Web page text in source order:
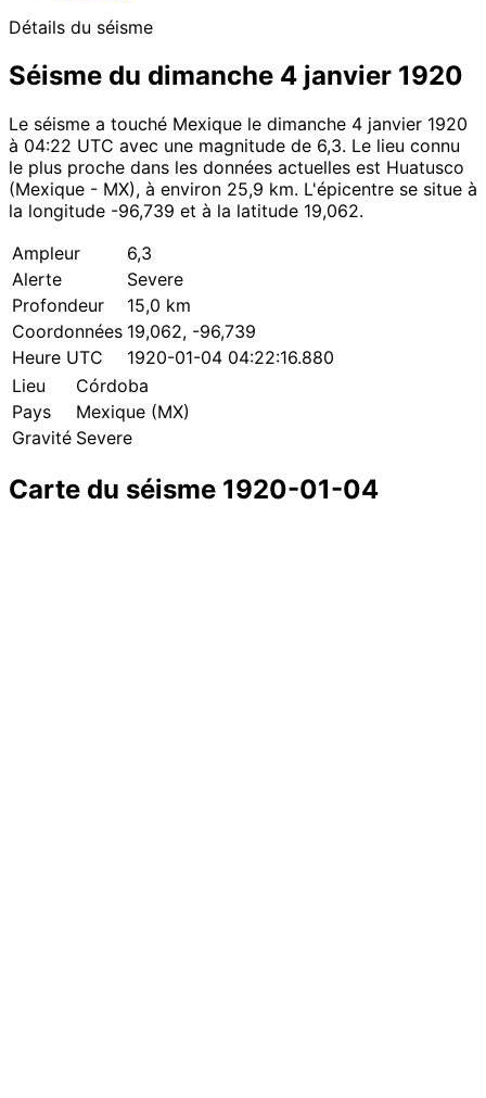
Détails du séisme
Séisme du dimanche 4 janvier 1920
Le séisme a touché Mexique le dimanche 4 janvier 1920
à 04:22 UTC avec une magnitude de 6,3. Le lieu connu
le plus proche dans les données actuelles est Huatusco
(Mexique - MX), à environ 25,9 km. L'épicentre se situe à
la longitude -96,739 et à la latitude 19,062.
Ampleur
6,3
Alerte
Severe
Profondeur
15,0 km
Coordonnées 19,062, -96,739
Heure UTC
1920-01-04 04:22:16.880
Lieu
Córdoba
Pays
Mexique (MX)
Gravité Severe
Carte du séisme 1920-01-04